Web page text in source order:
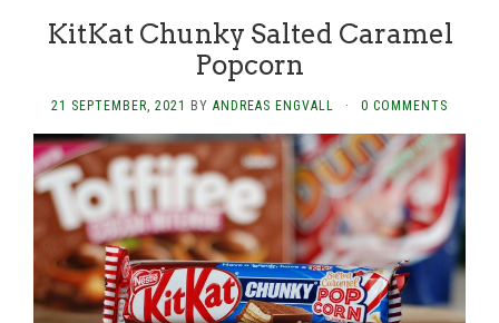
KitKat Chunky Salted Caramel
Popcorn
21 SEPTEMBER, 2021 BY ANDREAS ENGVALL · 0 COMMENTS